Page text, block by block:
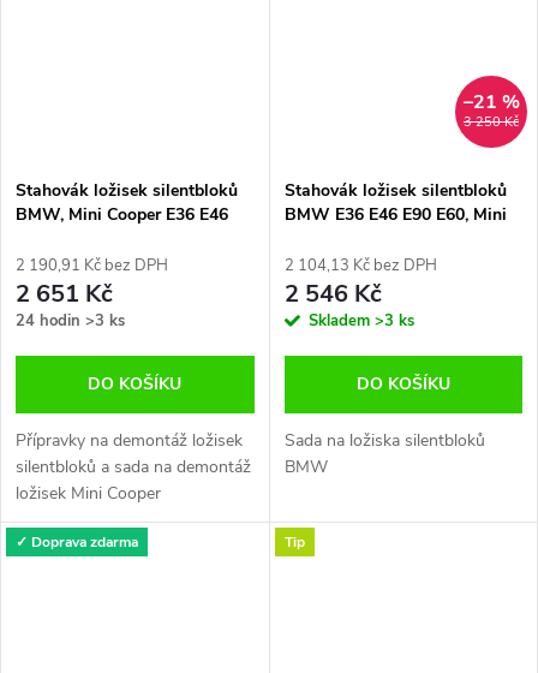
Stahovák ložisek silentbloků
BMW, Mini Cooper E36 E46
2 190,91 Kč bez DPH
2 651 Kč
24 hodin >3 ks
DO KOŠÍKU
Přípravky na demontáž ložisek
silentbloků a sada na demontáž
ložisek Mini Cooper
3 250 Kč
–21 %
Stahovák ložisek silentbloků
BMW E36 E46 E90 E60, Mini
2 104,13 Kč bez DPH
2 546 Kč
Skladem >3 ks
DO KOŠÍKU
Sada na ložiska silentbloků
BMW
✓ Doprava zdarma Tip